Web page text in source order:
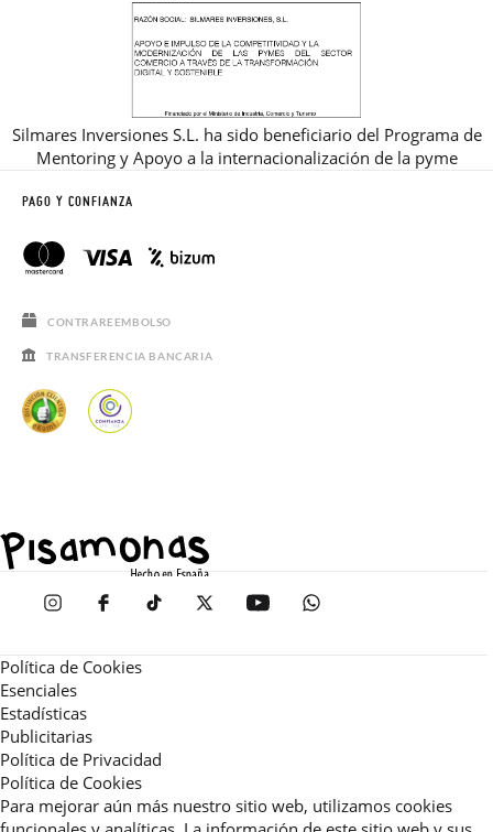
Silmares Inversiones S.L. ha sido beneficiario del Programa de
Mentoring y Apoyo a la internacionalización de la pyme
PAGO Y CONFIANZA
CONTRAREEMBOLSO
TRANSFERENCIA BANCARIA
Política de Cookies
Esenciales
Estadísticas
Publicitarias
Política de Privacidad
Política de Cookies
Para mejorar aún más nuestro sitio web, utilizamos cookies